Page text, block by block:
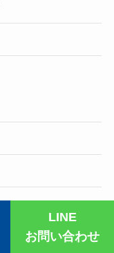
LINE
お問い合わせ